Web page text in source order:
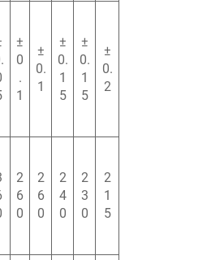
±
0
.
1
±
0.
1
±
0.
1
5
±
0.
1
5
±
0.
2
2
6
0
2
6
0
2
4
0
2
3
0
2
1
5